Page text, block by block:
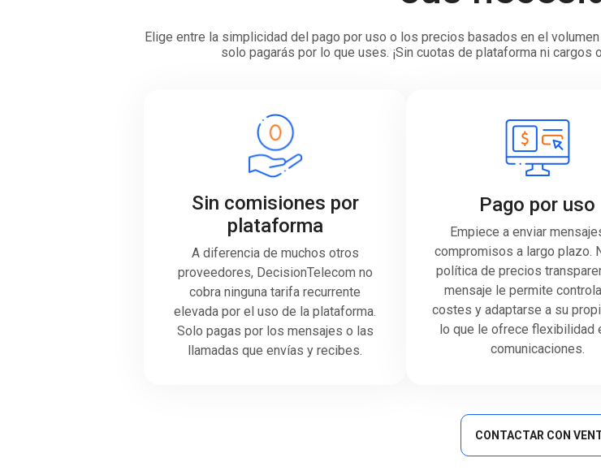
Elige entre la simplicidad del pago por uso o los precios basados en el
solo pagarás por lo que uses. ¡Sin cuotas de plataforma ni
Sin comisiones por
plataforma
A diferencia de muchos otros
proveedores, DecisionTelecom no
cobra ninguna tarifa recurrente
elevada por el uso de la plataforma.
Solo pagas por los mensajes o las
llamadas que envías y recibes.
Pago por uso
Empiece a enviar
compromisos a largo plazo.
política de precios
mensaje le permite
costes y adaptarse a su
lo que le ofrece flexibilidad
comunicaciones.
CONTACTAR CON